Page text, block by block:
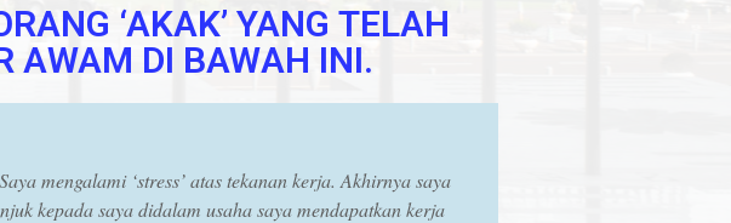
‘AKAK’ YANG TELAH
AWAM DI BAWAH INI.
mengalami ‘stress’ atas tekanan kerja. Akhirnya saya
kepada saya didalam usaha saya mendapatkan kerja